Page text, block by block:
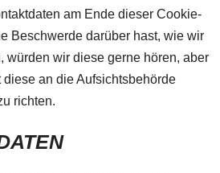
am Ende dieser Cookie-
Beschwerde darüber hast, wie wir
würden wir diese gerne hören, aber
an die Aufsichtsbehörde
richten.